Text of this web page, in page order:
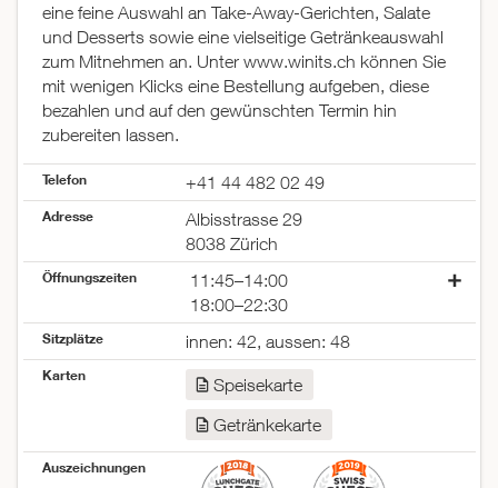
eine feine Auswahl an Take-Away-Gerichten, Salate
und Desserts sowie eine vielseitige Getränkeauswahl
zum Mitnehmen an. Unter www.winits.ch können Sie
mit wenigen Klicks eine Bestellung aufgeben, diese
bezahlen und auf den gewünschten Termin hin
zubereiten lassen.
Telefon +41 44 482 02 49
Adresse
Albisstrasse 29
8038 Zürich
Öffnungszeiten
11:45–14:00
18:00–22:30
Montag
Dienstag
Donnerstag
11:45–14:00
18:00–22:00
11:45–14:00
11:45–14:00
18:00–22:00
11:45–14:00
Sitzplätze innen: 42, aussen: 48
Karten
Speisekarte
Getränkekarte
Auszeichnungen